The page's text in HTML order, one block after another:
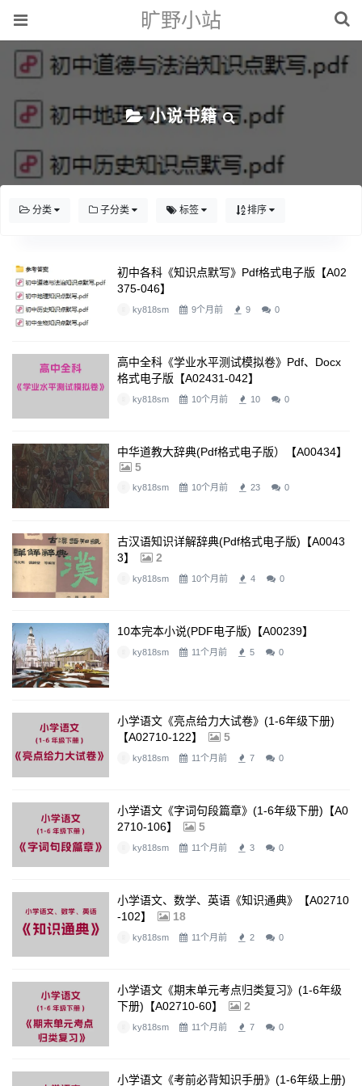
旷野小站
小说书籍
分类 子分类 标签 排序
初中各科《知识点默写》pdf格式电子版【A02
375-046】
ky818sm 9个月前 9 0
高中全科《学业水平测试模拟卷》pdf、docx
格式电子版【A02431-042】
ky818sm 10个月前 10 0
中华道教大辞典(pdf格式电子版）【A00434】
5
ky818sm 10个月前 23 0
古汉语知识详解辞典(pdf格式电子版)【A0043
3】
2
ky818sm 10个月前 4 0
10本完本小说(PDF电子版)【A00239】
ky818sm 11个月前 5 0
小学语文《亮点给力大试卷》(1-6年级下册)
【A02710-122】
5
ky818sm 11个月前 7 0
小学语文《字词句段篇章》(1-6年级下册)【A0
2710-106】
5
ky818sm 11个月前 3 0
小学语文、数学、英语《知识通典》【A02710
-102】
18
ky818sm 11个月前 2 0
小学语文《期末单元考点归类复习》(1-6年级
下册)【A02710-60】
2
ky818sm 11个月前 7 0
小学语文《考前必背知识手册》(1-6年级上册)